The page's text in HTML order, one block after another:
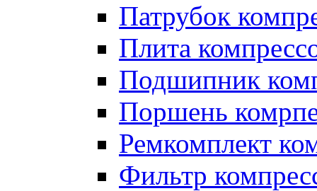
Патрубок
Плита
Подшипник
Поршень
Ремкомплект
Фильтр